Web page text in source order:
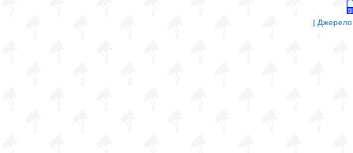
| Джерело